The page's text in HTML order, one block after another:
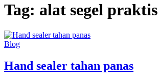
Tag: alat segel praktis
Blog
Hand sealer tahan panas